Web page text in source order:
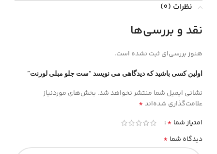
نظرات (0)
نقد و بررسی‌ها
هنوز بررسی‌ای ثبت نشده است.
اولین کسی باشید که دیدگاهی می نویسد “ست جلو مبلی لورنت”
نشانی ایمیل شما منتشر نخواهد شد. بخش‌های موردنیاز
علامت‌گذاری شده‌اند*
امتیاز شما *
دیدگاه شما *